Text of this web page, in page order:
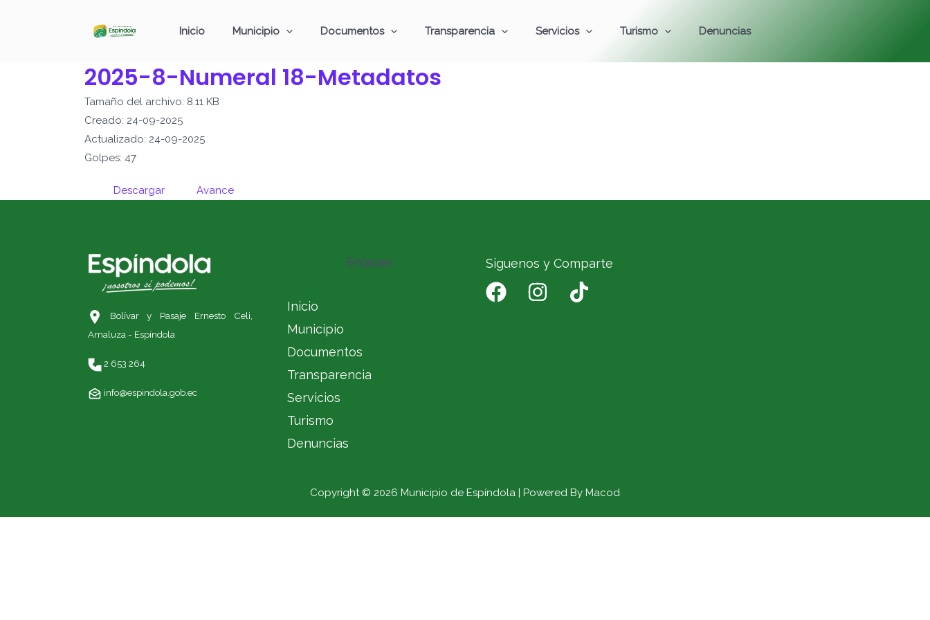
Inicio Municipio Documentos Transparencia Servicios Turismo Denuncias
2025-8-Numeral 18-Metadatos
Tamaño del archivo: 8.11 KB
Creado: 24-09-2025
Actualizado: 24-09-2025
Golpes: 47
Descargar Avance
Bolívar y Pasaje Ernesto Celi,
Amaluza - Espíndola
2 653 264
info@espindola.gob.ec
Enlaces
Inicio
Municipio
Documentos
Transparencia
Servicios
Turismo
Denuncias
Siguenos y Comparte
Copyright © 2026 Municipio de Espíndola | Powered By Macod